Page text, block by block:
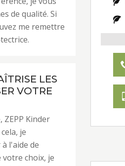
de qualité. Si
me remettre
LES
VOTRE
Kinder
je
l'aide de
votre choix, je